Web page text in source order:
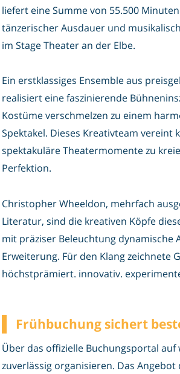
liefert eine Summe von 55.500
tänzerischer Ausdauer und
im Stage Theater an der Elbe.
Ein erstklassiges Ensemble aus
realisiert eine faszinierende
Kostüme verschmelzen zu einem
Spektakel. Dieses Kreativteam
spektakuläre Theatermomente zu
Perfektion.
Christopher Wheeldon, mehrfach
Literatur, sind die kreativen Köpfe
mit präziser Beleuchtung dynamische
Erweiterung. Für den Klang
höchstprämiert. innovativ.
Frühbuchung sichert
Über das offizielle Buchungsportal auf
zuverlässig organisieren. Das